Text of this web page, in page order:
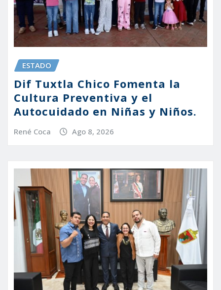
ESTADO
Dif Tuxtla Chico Fomenta la
Cultura Preventiva y el
Autocuidado en Niñas y Niños.
René Coca Ago 8, 2026